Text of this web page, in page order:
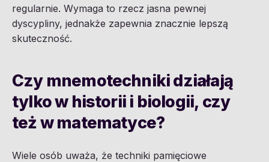
regularnie. Wymaga to rzecz jasna pewnej
dyscypliny, jednakże zapewnia znacznie lepszą
skuteczność.
Czy mnemotechniki działają
tylko w historii i biologii, czy
też w matematyce?
Wiele osób uważa, że techniki pamięciowe